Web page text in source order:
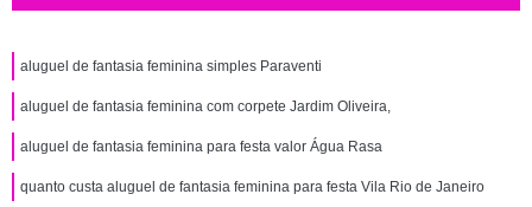
aluguel de fantasia feminina simples Paraventi
aluguel de fantasia feminina com corpete Jardim Oliveira,
aluguel de fantasia feminina para festa valor Água Rasa
quanto custa aluguel de fantasia feminina para festa Vila Rio de Janeiro